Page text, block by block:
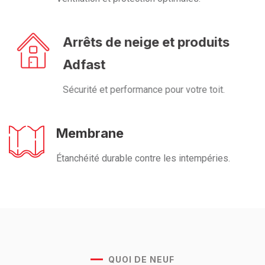
Arrêts de neige et produits
Adfast
Sécurité et performance pour votre toit.
Membrane
Étanchéité durable contre les intempéries.
QUOI DE NEUF